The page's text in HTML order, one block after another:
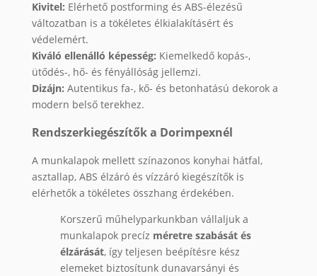
Kivitel: Elérhető postforming és ABS-élezésű
változatban is a tökéletes élkialakításért és
védelemért.
Kiváló ellenálló képesség: Kiemelkedő kopás-,
ütődés-, hő- és fényállóság jellemzi.
Dizájn: Autentikus fa-, kő- és betonhatású dekorok a
modern belső terekhez.
Rendszerkiegészítők a Dorimpexnél
A munkalapok mellett színazonos konyhai hátfal,
asztallap, ABS élzáró és vízzáró kiegészítők is
elérhetők a tökéletes összhang érdekében.
Korszerű műhelyparkunkban vállaljuk a
munkalapok precíz méretre szabását és
élzárását, így teljesen beépítésre kész
elemeket biztosítunk dunavarsányi és